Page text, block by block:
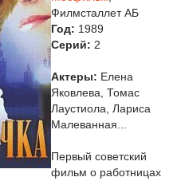
Филмсталлет АБ
Год: 1989
Cерий: 2
Актеры: Елена
Яковлева, Томас
Лаустиола, Лариса
Малеванная...
Первый советский
фильм о работницах